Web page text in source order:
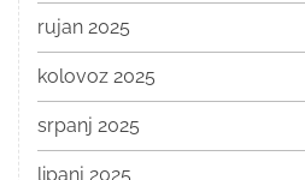
rujan 2025
kolovoz 2025
srpanj 2025
lipanj 2025